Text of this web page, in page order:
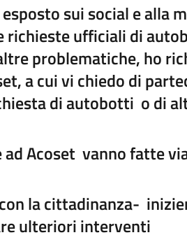
sui social e alla
richieste ufficiali di
problematiche, ho
a cui vi chiedo di
di autobotti o di
ad Acoset vanno fatte
la cittadinanza-
ulteriori interventi